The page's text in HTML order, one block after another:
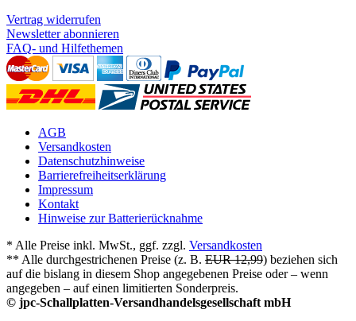
Vertrag widerrufen
Newsletter abonnieren
FAQ- und Hilfethemen
AGB
Versandkosten
Datenschutzhinweise
Barrierefreiheitserklärung
Impressum
Kontakt
Hinweise zur Batterierücknahme
* Alle Preise inkl. MwSt., ggf. zzgl. Versandkosten
** Alle durchgestrichenen Preise (z. B. EUR 12,99) beziehen sich
auf die bislang in diesem Shop angegebenen Preise oder – wenn
angegeben – auf einen limitierten Sonderpreis.
© jpc-Schallplatten-Versandhandelsgesellschaft mbH